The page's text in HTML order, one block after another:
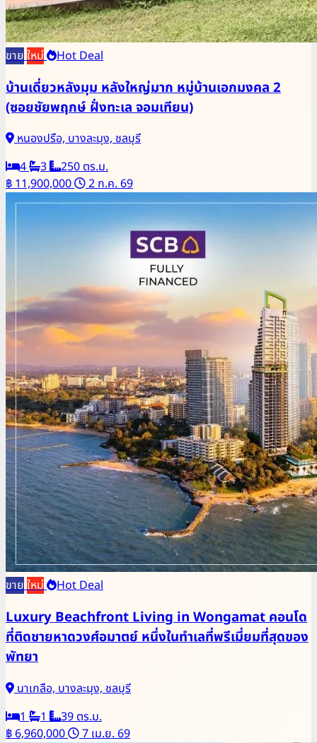
ขายใหม่ Hot Deal
บ้านเดี่ยวหลังมุม หลังใหญ่มาก หมู่บ้านเอกมงคล 2
(ซอยชัยพฤกษ์ ฝั่งทะเล จอมเทียน)
หนองปรือ, บางละมุง, ชลบุรี
4
3
250 ตร.ม.
฿ 11,900,000
2 ก.ค. 69
ขายใหม่ Hot Deal
Luxury Beachfront Living in Wongamat คอนโด
ที่ติดชายหาดวงศ์อมาตย์ หนึ่งในทำเลที่พรีเมี่ยมที่สุดของ
พัทยา
นาเกลือ, บางละมุง, ชลบุรี
1
1
39 ตร.ม.
฿ 6,960,000
7 เม.ย. 69